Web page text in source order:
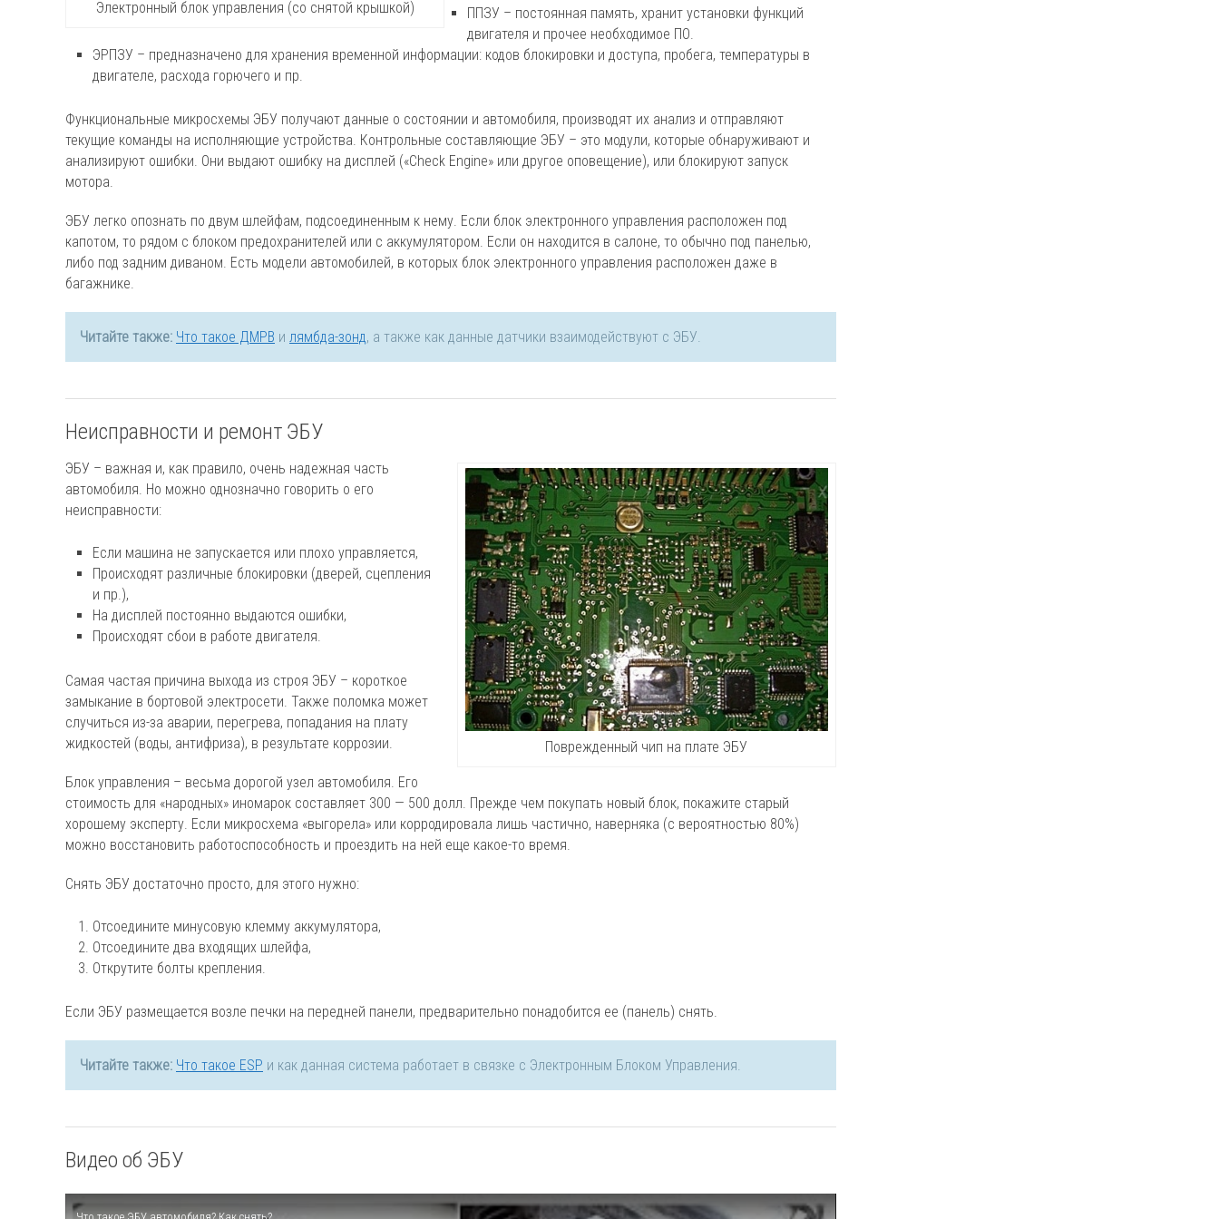
Электронный блок управления (со снятой крышкой)
ППЗУ – постоянная память, хранит установки функций
двигателя и прочее необходимое ПО.
ЭРПЗУ – предназначено для хранения временной информации: кодов блокировки и доступа, пробега, температуры в
двигателе, расхода горючего и пр.
Функциональные микросхемы ЭБУ получают данные о состоянии и автомобиля, производят их анализ и отправляют
текущие команды на исполняющие устройства. Контрольные составляющие ЭБУ – это модули, которые обнаруживают и
анализируют ошибки. Они выдают ошибку на дисплей («Check Engine» или другое оповещение), или блокируют запуск
мотора.
ЭБУ легко опознать по двум шлейфам, подсоединенным к нему. Если блок электронного управления расположен под
капотом, то рядом с блоком предохранителей или с аккумулятором. Если он находится в салоне, то обычно под панелью,
либо под задним диваном. Есть модели автомобилей, в которых блок электронного управления расположен даже в
багажнике.
Читайте также: Что такое ДМРВ и лямбда-зонд, а также как данные датчики взаимодействуют с ЭБУ.
Неисправности и ремонт ЭБУ
Поврежденный чип на плате ЭБУ
ЭБУ – важная и, как правило, очень надежная часть
автомобиля. Но можно однозначно говорить о его
неисправности:
Если машина не запускается или плохо управляется,
Происходят различные блокировки (дверей, сцепления
и пр.),
На дисплей постоянно выдаются ошибки,
Происходят сбои в работе двигателя.
Самая частая причина выхода из строя ЭБУ – короткое
замыкание в бортовой электросети. Также поломка может
случиться из-за аварии, перегрева, попадания на плату
жидкостей (воды, антифриза), в результате коррозии.
Блок управления – весьма дорогой узел автомобиля. Его
стоимость для «народных» иномарок составляет 300 — 500 долл. Прежде чем покупать новый блок, покажите старый
хорошему эксперту. Если микросхема «выгорела» или корродировала лишь частично, наверняка (с вероятностью 80%)
можно восстановить работоспособность и проездить на ней еще какое-то время.
Снять ЭБУ достаточно просто, для этого нужно:
Отсоедините минусовую клемму аккумулятора,
Отсоедините два входящих шлейфа,
Открутите болты крепления.
Если ЭБУ размещается возле печки на передней панели, предварительно понадобится ее (панель) снять.
Читайте также: Что такое ESP и как данная система работает в связке с Электронным Блоком Управления.
Видео об ЭБУ